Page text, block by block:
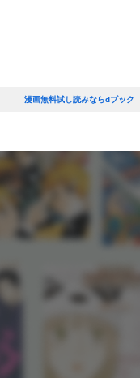
漫画無料試し読みならdブック